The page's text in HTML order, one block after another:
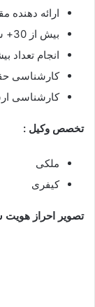
ارائه دهنده
بیش از 30+ سال سابقه
انجام تعداد
کارشناسی
کارشناسی
تخصص وکیل :
ملکی
کیفری
تصویر احراز